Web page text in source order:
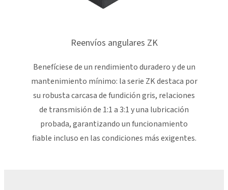
Reenvíos angulares ZK
Benefíciese de un rendimiento duradero y de un
mantenimiento mínimo: la serie ZK destaca por
su robusta carcasa de fundición gris, relaciones
de transmisión de 1:1 a 3:1 y una lubricación
probada, garantizando un funcionamiento
fiable incluso en las condiciones más exigentes.